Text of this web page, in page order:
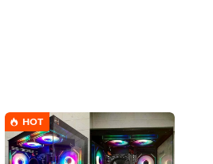
HOT